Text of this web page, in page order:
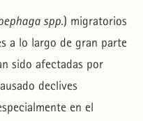
spp.) migratorios
a lo largo de gran parte
sido afectadas por
declives
en el